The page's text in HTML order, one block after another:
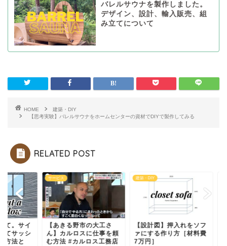
バレルサウナを製作しました。
デザイン、設計、輸入販売、組
み立てについて
HOME
建築・DIY
【思考実験】バレルサウナをホームセンターの資材でDIYで製作してみる
RELATED POST
きる野市の大工さ
カルロスに仕事を頼
法 #カルロス工務店
建築・DIY
【設計図】押入れをソフ
ァにする作り方［材料費
7万円］
建築・DIY